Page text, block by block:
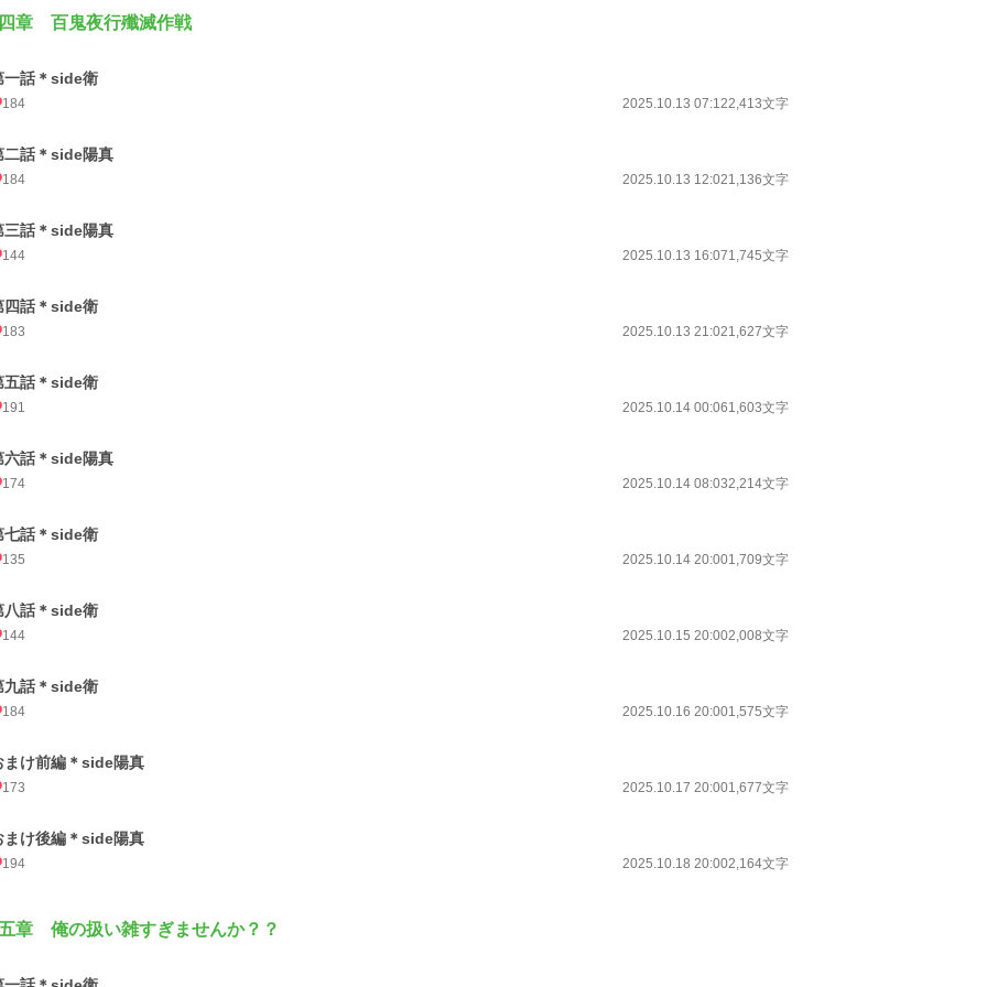
章 百鬼夜行殲滅作戦
一話＊side衛
184 2025.10.13 07:122,413文字
二話＊side陽真
184 2025.10.13 12:021,136文字
三話＊side陽真
144 2025.10.13 16:071,745文字
四話＊side衛
183 2025.10.13 21:021,627文字
五話＊side衛
191 2025.10.14 00:061,603文字
六話＊side陽真
174 2025.10.14 08:032,214文字
七話＊side衛
135 2025.10.14 20:001,709文字
八話＊side衛
144 2025.10.15 20:002,008文字
九話＊side衛
184 2025.10.16 20:001,575文字
まけ前編＊side陽真
173 2025.10.17 20:001,677文字
まけ後編＊side陽真
194 2025.10.18 20:002,164文字
章 俺の扱い雑すぎませんか？？